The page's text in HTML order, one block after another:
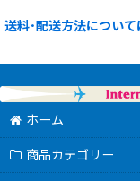
送料･配送方法について
ホーム
商品カテゴリー